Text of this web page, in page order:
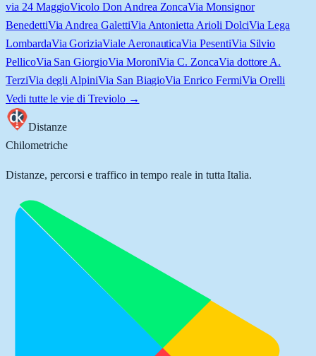
via 24 MaggioVicolo Don Andrea ZoncaVia Monsignor
BenedettiVia Andrea GalettiVia Antonietta Arioli DolciVia Lega
LombardaVia GoriziaViale AeronauticaVia PesentiVia Silvio
PellicoVia San GiorgioVia MoroniVia C. ZoncaVia dottore A.
TerziVia degli AlpiniVia San BiagioVia Enrico FermiVia Orelli
Vedi tutte le vie di Treviolo→
Distanze
Chilometriche
Distanze, percorsi e traffico in tempo reale in tutta Italia.